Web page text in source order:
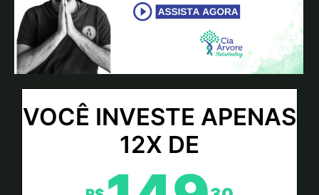
VOCÊ INVESTE APENAS
12X DE